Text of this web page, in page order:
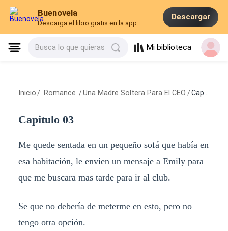
Buenovela
Descarga el libro gratis en la app
Descargar
Busca lo que quieras Mi biblioteca
Inicio / Romance /Una Madre Soltera Para El CEO /Capitulo 03
Capitulo 03
Me quede sentada en un pequeño sofá que había en
esa habitación, le envíen un mensaje a Emily para
que me buscara mas tarde para ir al club.
Se que no debería de meterme en esto, pero no
tengo otra opción.